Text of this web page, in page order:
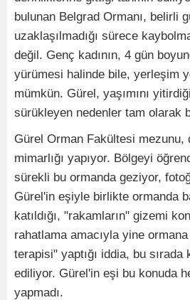
bulunan Belgrad Ormanı, belirli
uzaklaşılmadığı sürece
değil. Genç kadının, 4 gün
yürümesi halinde bile, yerleşim
mümkün. Gürel, yaşımını
sürükleyen nedenler tam olarak
Gürel Orman Fakültesi mezunu,
mimarlığı yapıyor. Bölgeyi
sürekli bu ormanda geziyor,
Gürel'in eşiyle birlikte ormanda
katıldığı, "rakamların" gizemi
rahatlama amacıyla yine ormana
terapisi" yaptığı iddia, bu sırada
ediliyor. Gürel'in eşi bu konuda
yapmadı.